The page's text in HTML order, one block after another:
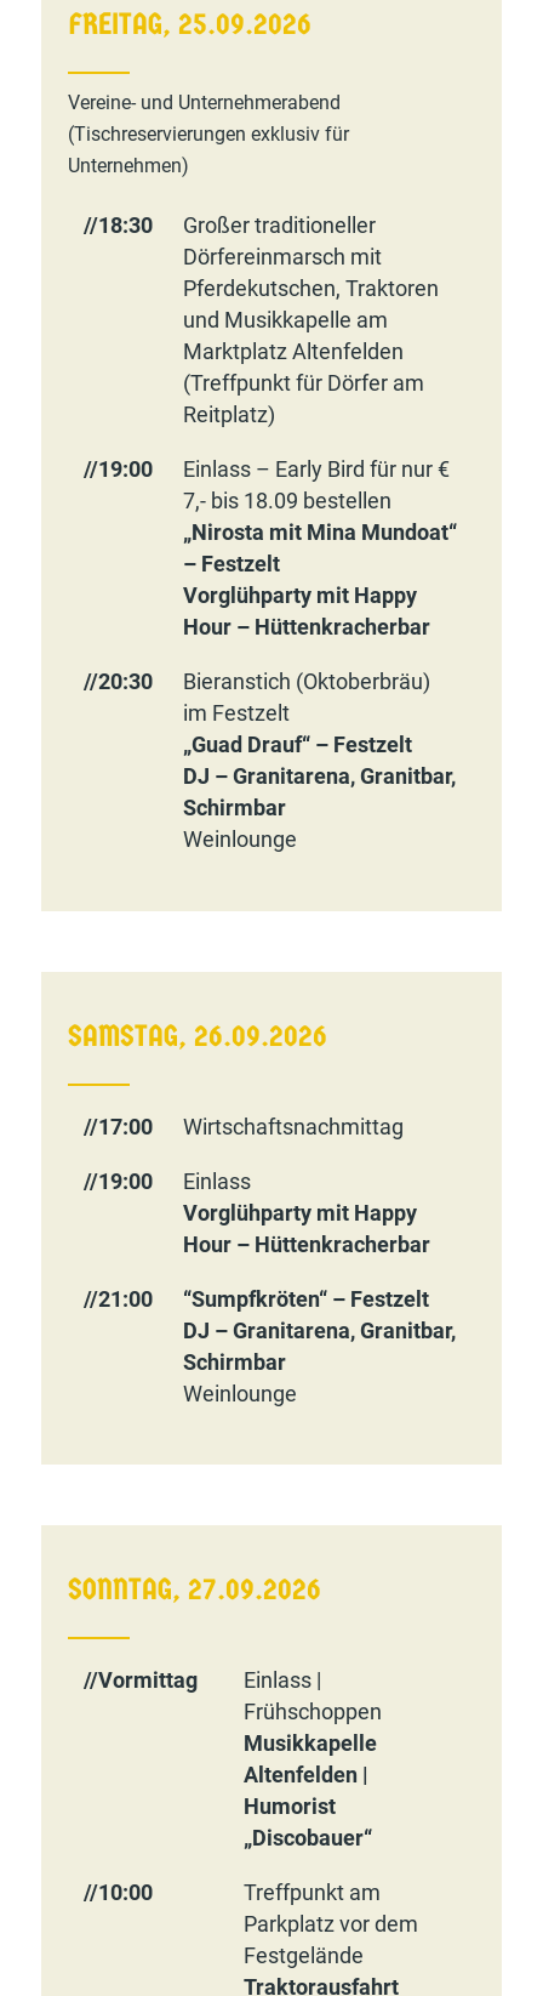
FREITAG, 25.09.2026
Vereine- und Unternehmerabend
(Tischreservierungen exklusiv für
Unternehmen)
//18:30
Großer traditioneller
Dörfereinmarsch mit
Pferdekutschen, Traktoren
und Musikkapelle am
Marktplatz Altenfelden
(Treffpunkt für Dörfer am
Reitplatz)
//19:00
Einlass – Early Bird für nur €
7,- bis 18.09 bestellen
„Nirosta mit Mina Mundoat“
– Festzelt
Vorglühparty mit Happy
Hour – Hüttenkracherbar
//20:30
Bieranstich (Oktoberbräu)
im Festzelt
„Guad Drauf“ – Festzelt
DJ – Granitarena, Granitbar,
Schirmbar
Weinlounge
SAMSTAG, 26.09.2026
//17:00 Wirtschaftsnachmittag
//19:00
Einlass
Vorglühparty mit Happy
Hour – Hüttenkracherbar
//21:00
“Sumpfkröten“ – Festzelt
DJ – Granitarena, Granitbar,
Schirmbar
Weinlounge
SONNTAG, 27.09.2026
//Vormittag
Einlass |
Frühschoppen
Musikkapelle
Altenfelden |
Humorist
„Discobauer“
//10:00
Treffpunkt am
Parkplatz vor dem
Festgelände
Traktorausfahrt